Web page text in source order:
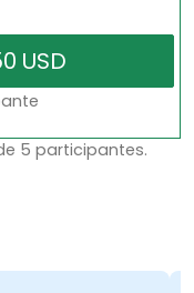
5 participantes.